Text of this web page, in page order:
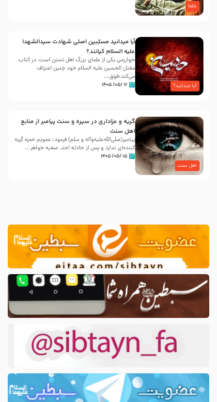
خلفا
آیا میدانید؟
آیا میدانید مسبّبین اصلی شهادت سیدالشهدا
علیه ‌السلام کیانند؟
خوارزمی یکی از علمای بزرگ اهل تسنن است، در کتاب
مقتل الحسین علیه ‌السلام خود چنین اعتراف
می‌کند:فوَق...
۱۶ /۰۵/ ۱۴۰۵
اهل سنت
گریه و عزاداری در سیره و سنت پیامبر از منابع
اهل سنت
پیامبر(صلی‌الله‌علیه‌وآله و سلم) فرمود: عمویم حمزه گریه
کننده‌ای ندارد و پس از حادثه احد، صفیه خواهر...
۱۵ /۰۵/ ۱۴۰۵